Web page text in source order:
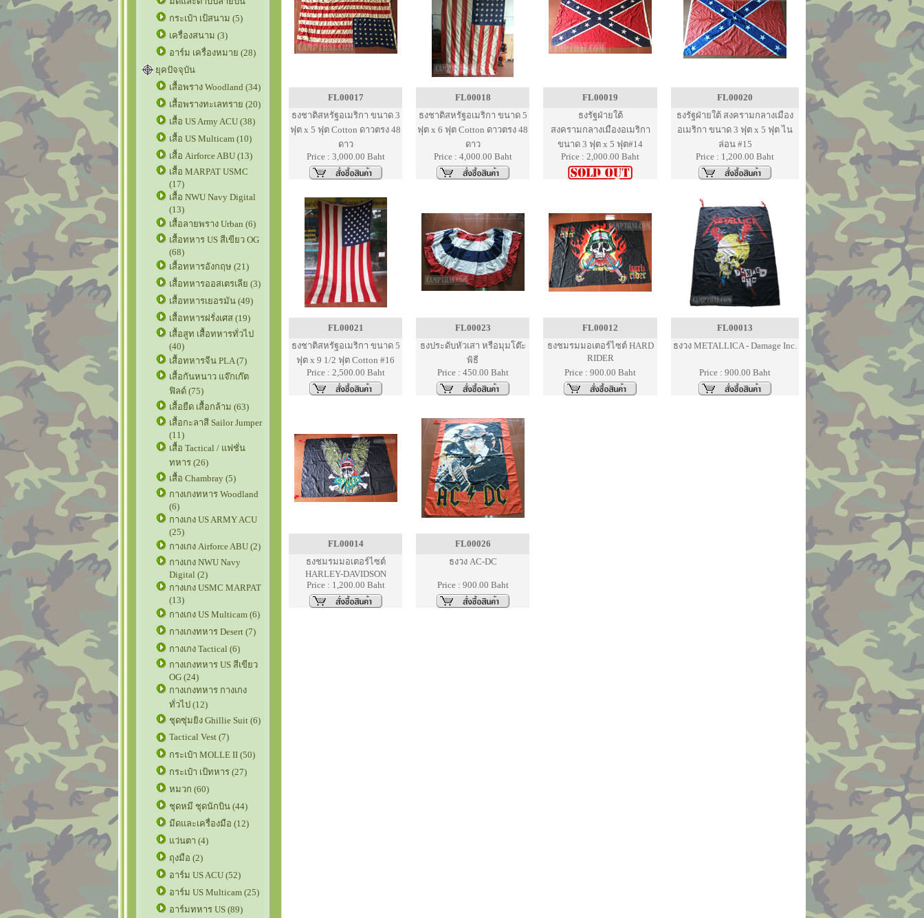
กระเป๋า เป้สนาม (5)
เครื่องสนาม (3)
อาร์ม เครื่องหมาย (28)
ยุคปัจจุบัน
เสื้อพราง Woodland (34)
เสื้อพรางทะเลทราย (20)
เสื้อ US Army ACU (38)
เสื้อ US Multicam (10)
เสื้อ Airforce ABU (13)
เสื้อ MARPAT USMC
(17)
เสื้อ NWU Navy Digital
(13)
เสื้อลายพราง Urban (6)
เสื้อทหาร US สีเขียว OG
(68)
เสื้อทหารอังกฤษ (21)
เสื้อทหารออสเตรเลีย (3)
เสื้อทหารเยอรมัน (49)
เสื้อทหารฝรั่งเศส (19)
เสื้อสูท เสื้อทหารทั่วไป
(40)
เสื้อทหารจีน PLA (7)
เสื้อกันหนาว แจ๊กเก๊ต
ฟิลด์ (75)
เสื้อยืด เสื้อกล้าม (63)
เสื้อกะลาสี Sailor Jumper
(11)
เสื้อ Tactical / แฟชั่น
ทหาร (26)
เสื้อ Chambray (5)
กางเกงทหาร Woodland
(6)
กางเกง US ARMY ACU
(25)
กางเกง Airforce ABU (2)
กางเกง NWU Navy
Digital (2)
กางเกง USMC MARPAT
(13)
กางเกง US Multicam (6)
กางเกงทหาร Desert (7)
กางเกง Tactical (6)
กางเกงทหาร US สีเขียว
OG (24)
กางเกงทหาร กางเกง
ทั่วไป (12)
ชุดซุ่มยิง Ghillie Suit (6)
Tactical Vest (7)
กระเป๋า MOLLE II (50)
กระเป๋า เป้ทหาร (27)
หมวก (60)
ชุดหมี ชุดนักบิน (44)
มีดและเครื่องมือ (12)
แว่นตา (4)
ถุงมือ (2)
อาร์ม US ACU (52)
อาร์ม US Multicam (25)
อาร์มทหาร US (89)
FL00017 FL00018 FL00019
FL00020
ธงชาติสหรัฐอเมริกา ขนาด 3
ฟุต x 5 ฟุต Cotton ดาวตรง 48
ดาว
ธงชาติสหรัฐอเมริกา ขนาด 5
ฟุต x 6 ฟุต Cotton ดาวตรง 48
ดาว
ธงรัฐฝ่ายใต้
สงครามกลางเมืองอเมริกา
ขนาด 3 ฟุต x 5 ฟุต#14
ธงรัฐฝ่ายใต้ สงครามกลางเมือง
อเมริกา ขนาด 3 ฟุต x 5 ฟุต ไน
ล่อน #15
Price : 3,000.00 Baht
Price : 4,000.00 Baht Price : 2,000.00 Baht Price : 1,200.00 Baht
FL00021 FL00023 FL00012
FL00013
ธงชาติสหรัฐอเมริกา ขนาด 5
ฟุต x 9 1/2 ฟุต Cotton #16
ธงประดับหัวเสา หรือมุมโต๊ะ
พิธี
ธงชมรมมอเตอร์ไซต์ HARD
RIDER
ธงวง METALLICA - Damage Inc.
Price : 2,500.00 Baht Price : 450.00 Baht Price : 900.00 Baht Price : 900.00 Baht
FL00014
FL00026
ธงชมรมมอเตอร์ไซต์
HARLEY-DAVIDSON
ธงวง AC-DC
Price : 1,200.00 Baht Price : 900.00 Baht